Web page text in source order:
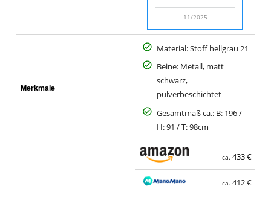
11/2025
Merkmale
Material: Stoff hellgrau 21
Beine: Metall, matt
schwarz,
pulverbeschichtet
Gesamtmaß ca.: B: 196 /
H: 91 / T: 98cm
ca. 433 €
ca. 412 €